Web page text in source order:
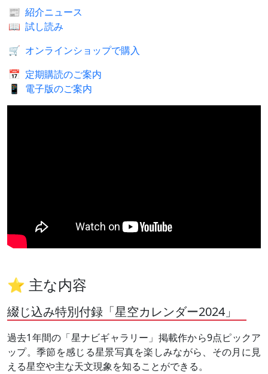
📰 紹介ニュース
📖 試し読み
🛒 オンラインショップで購入
📅 定期購読のご案内
📱
電子版のご案内
⭐ 主な内容
綴じ込み特別付録「星空カレンダー2024」
過去1年間の「星ナビギャラリー」掲載作から9点ピックア
ップ。季節を感じる星景写真を楽しみながら、その月に見
える星空や主な天文現象を知ることができる。